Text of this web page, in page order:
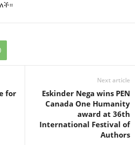
for
Next article
Eskinder Nega wins PEN
Canada One Humanity
award at 36th
International Festival of
Authors